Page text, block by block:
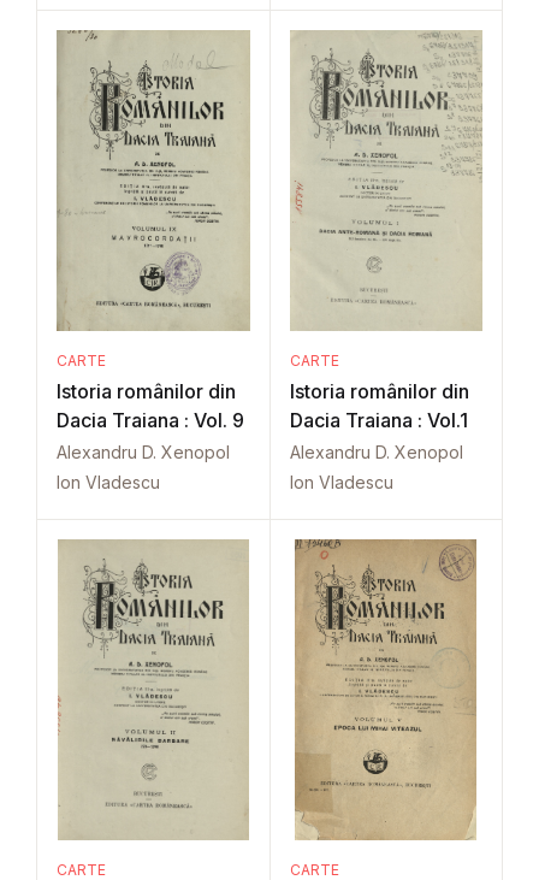
CARTE
Istoria românilor din
Dacia Traiana : Vol. 9
Alexandru D. Xenopol
Ion Vladescu
CARTE
Istoria românilor din
Dacia Traiana : Vol.1
Alexandru D. Xenopol
Ion Vladescu
CARTE CARTE